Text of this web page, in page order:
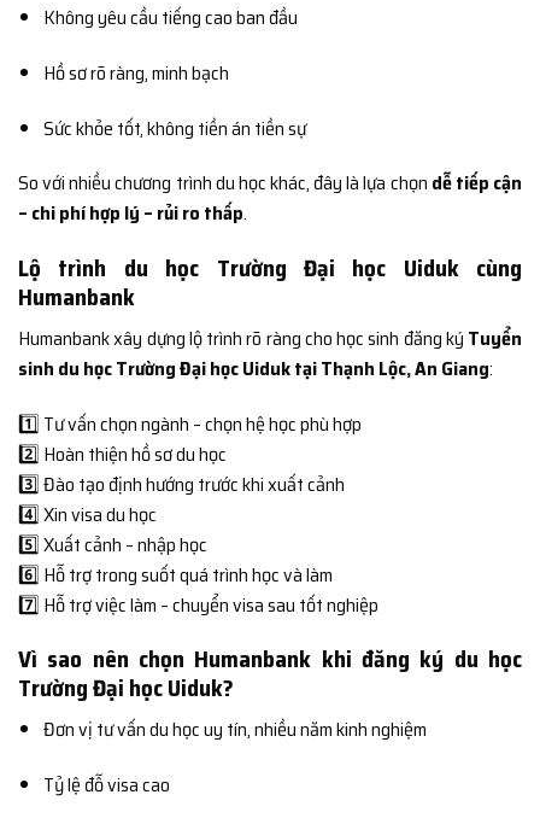
Không yêu cầu tiếng cao ban đầu
Hồ sơ rõ ràng, minh bạch
Sức khỏe tốt, không tiền án tiền sự
So với nhiều chương trình du học khác, đây là lựa chọn dễ tiếp cận
– chi phí hợp lý – rủi ro thấp.
Lộ trình du học Trường Đại học Uiduk cùng
Humanbank
Humanbank xây dựng lộ trình rõ ràng cho học sinh đăng ký Tuyển
sinh du học Trường Đại học Uiduk tại Thạnh Lộc, An Giang:
1️⃣ Tư vấn chọn ngành – chọn hệ học phù hợp
2️⃣ Hoàn thiện hồ sơ du học
3️⃣ Đào tạo định hướng trước khi xuất cảnh
4️⃣ Xin visa du học
5️⃣ Xuất cảnh – nhập học
6️⃣ Hỗ trợ trong suốt quá trình học và làm
7️⃣ Hỗ trợ việc làm – chuyển visa sau tốt nghiệp
Vì sao nên chọn Humanbank khi đăng ký du học
Trường Đại học Uiduk?
Đơn vị tư vấn du học uy tín, nhiều năm kinh nghiệm
Tỷ lệ đỗ visa cao